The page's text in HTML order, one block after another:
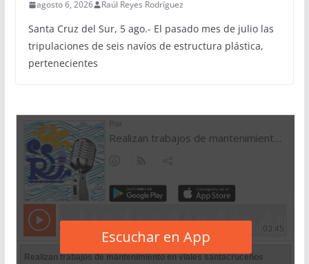
agosto 6, 2026 Raúl Reyes Rodríguez
Santa Cruz del Sur, 5 ago.- El pasado mes de julio las
tripulaciones de seis navíos de estructura plástica,
pertenecientes